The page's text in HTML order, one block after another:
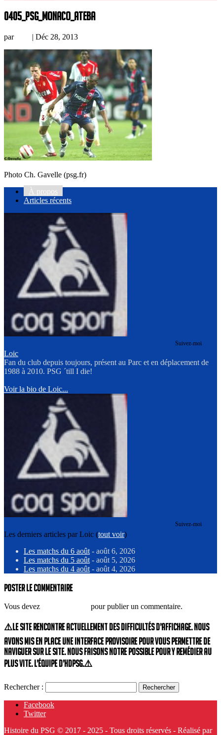
0405_PSG_Monaco_Ateba
par | Déc 28, 2013
Photo Ch. Gavelle (psg.fr)
À propos
Articles récents
Suivez-moi
Loic
Fan du club depuis toujours, présent au Parc et en déplacement de
1988 à 2010. PSG ´till I die!
Voir la bio de Loic...
Suivez-moi
Les derniers articles par Loic (tout voir)
Les matchs du 6 août - août 6, 2026
Les matchs du 5 août - août 5, 2026
Les matchs du 4 août - août 4, 2026
Poster le commentaire
Vous devez pour publier un commentaire.
⚠️Le site rencontre actuellement des difficultés d’affichage. Nous
avons mis en place une interface provisoire pour vous permettre de
naviguer sur le site. Nous faisons notre possible pour y remédier au
plus vite. L’équipe d’HdPSG.⚠️
Rechercher :
Facebook
Twitter
Histoire du PSG © 2017 - 2025 - Tous droits réservés - Réalisé par